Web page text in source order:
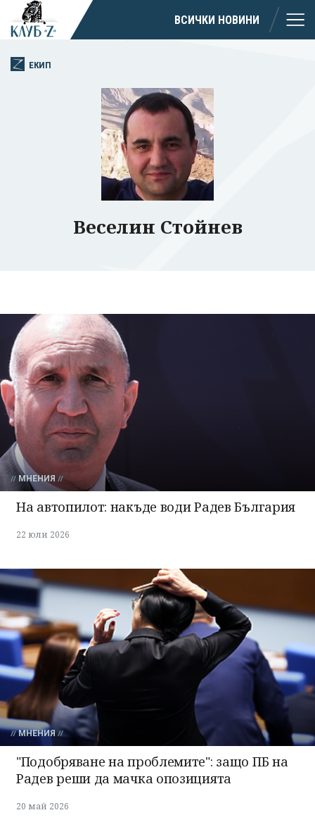
ВСИЧКИ НОВИНИ
ЕКИП
Веселин Стойнев
МНЕНИЯ
На автопилот: накъде води Радев България
22 юли 2026
МНЕНИЯ
"Подобряване на проблемите": защо ПБ на
Радев реши да мачка опозицията
20 май 2026